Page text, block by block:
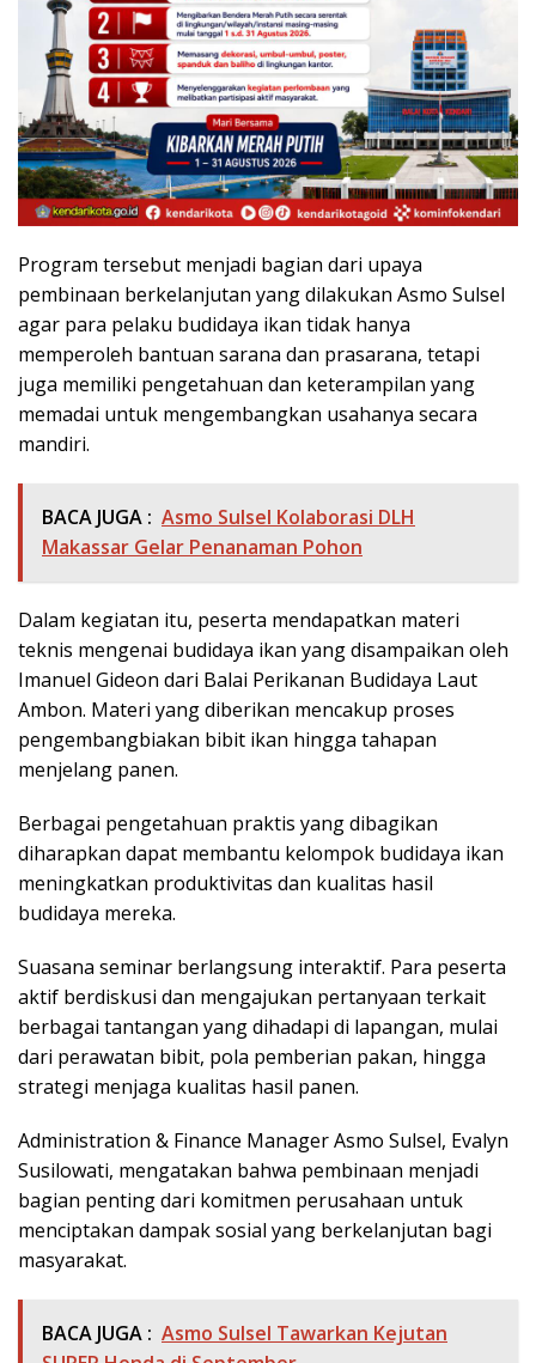
Program tersebut menjadi bagian dari upaya
pembinaan berkelanjutan yang dilakukan Asmo Sulsel
agar para pelaku budidaya ikan tidak hanya
memperoleh bantuan sarana dan prasarana, tetapi
juga memiliki pengetahuan dan keterampilan yang
memadai untuk mengembangkan usahanya secara
mandiri.
BACA JUGA : Asmo Sulsel Kolaborasi DLH
Makassar Gelar Penanaman Pohon
Dalam kegiatan itu, peserta mendapatkan materi
teknis mengenai budidaya ikan yang disampaikan oleh
Imanuel Gideon dari Balai Perikanan Budidaya Laut
Ambon. Materi yang diberikan mencakup proses
pengembangbiakan bibit ikan hingga tahapan
menjelang panen.
Berbagai pengetahuan praktis yang dibagikan
diharapkan dapat membantu kelompok budidaya ikan
meningkatkan produktivitas dan kualitas hasil
budidaya mereka.
Suasana seminar berlangsung interaktif. Para peserta
aktif berdiskusi dan mengajukan pertanyaan terkait
berbagai tantangan yang dihadapi di lapangan, mulai
dari perawatan bibit, pola pemberian pakan, hingga
strategi menjaga kualitas hasil panen.
Administration & Finance Manager Asmo Sulsel, Evalyn
Susilowati, mengatakan bahwa pembinaan menjadi
bagian penting dari komitmen perusahaan untuk
menciptakan dampak sosial yang berkelanjutan bagi
masyarakat.
BACA JUGA : Asmo Sulsel Tawarkan Kejutan